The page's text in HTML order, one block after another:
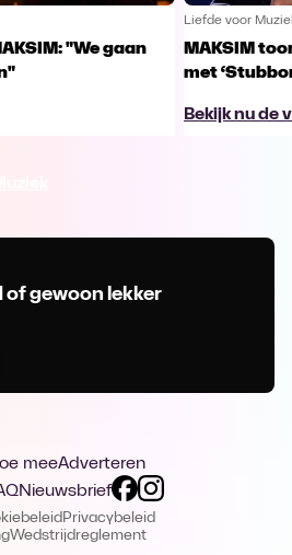
"We gaan
Liefde voor
MAKSIM
met
Bekijk nu de
of gewoon lekker
meeAdverteren
Nieuwsbrief
Privacybeleid
Wedstrijdreglement